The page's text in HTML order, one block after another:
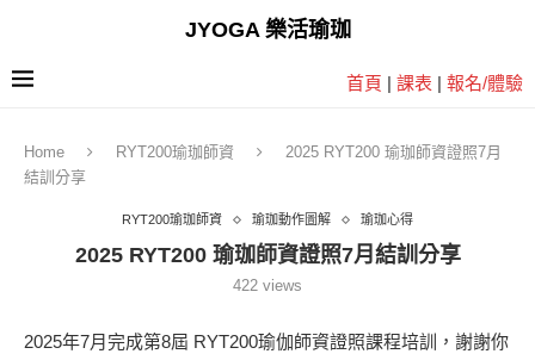
JYOGA 樂活瑜珈
首頁 | 課表 | 報名/體驗
Home RYT200瑜珈師資
2025 RYT200 瑜珈師資證照7月
結訓分享
RYT200瑜珈師資 瑜珈動作圖解 瑜珈心得
2025 RYT200 瑜珈師資證照7月結訓分享
422 views
2025年7月完成第8屆 RYT200瑜伽師資證照課程培訓，謝謝你